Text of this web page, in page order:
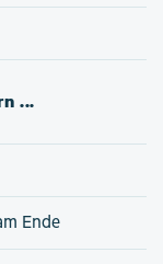
...
Ende